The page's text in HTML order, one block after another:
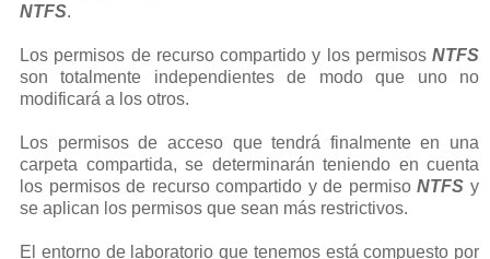
NTFS.
Los permisos de recurso compartido y los permisos NTFS
son totalmente independientes de modo que uno no
modificará a los otros.
Los permisos de acceso que tendrá finalmente en una
carpeta compartida, se determinarán teniendo en cuenta
los permisos de recurso compartido y de permisoNTFSy
se aplican los permisos que sean más restrictivos.
El entorno de laboratorio que tenemos está compuesto por